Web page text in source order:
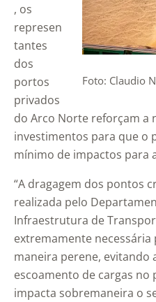
Foto: Claudio
, os
represen
tantes
dos
portos
privados
do Arco Norte reforçam a
investimentos para que o
mínimo de impactos para
“A dragagem dos pontos
realizada pelo
Infraestrutura de
extremamente
maneira perene, evitando
escoamento de cargas no
impacta sobremaneira o